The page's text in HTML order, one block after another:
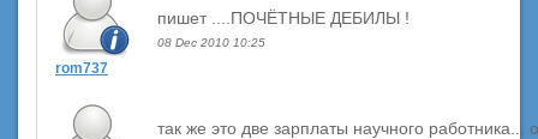
rom737
пишет ....ПОЧЁТНЫЕ ДЕБИЛЫ !
08 Dec 2010 10:25
так же это две зарплаты научного работника...